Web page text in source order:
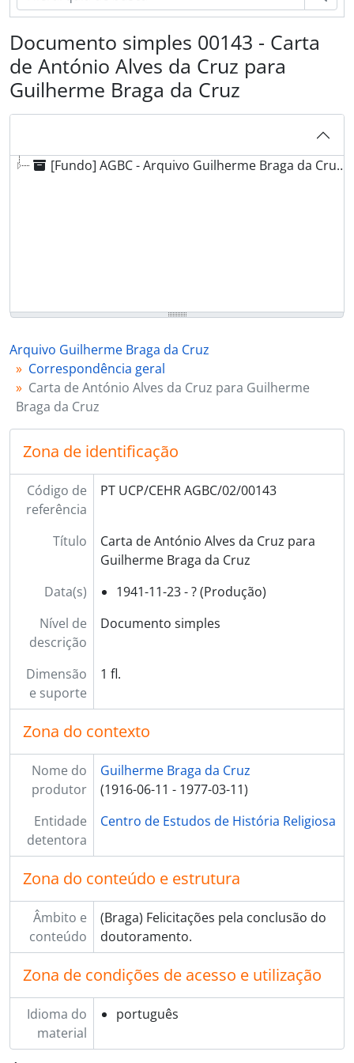
Documento simples 00143 - Carta
de António Alves da Cruz para
Guilherme Braga da Cruz
[Fundo] AGBC - Arquivo Guilherme Braga da Cruz, [post. 1789] - 1983-05-07
Arquivo Guilherme Braga da Cruz
Correspondência geral
Carta de António Alves da Cruz para Guilherme
Braga da Cruz
Zona de identificação
Código de
referência
PT UCP/CEHR AGBC/02/00143
Título
Carta de António Alves da Cruz para
Guilherme Braga da Cruz
Data(s)
1941-11-23 - ? (Produção)
Nível de
descrição
Documento simples
Dimensão
e suporte
1 fl.
Zona do contexto
Nome do
produtor
Guilherme Braga da Cruz
(1916-06-11 - 1977-03-11)
Entidade
detentora
Centro de Estudos de História Religiosa
Zona do conteúdo e estrutura
Âmbito e
conteúdo
(Braga) Felicitações pela conclusão do
doutoramento.
Zona de condições de acesso e utilização
Idioma do
material
português